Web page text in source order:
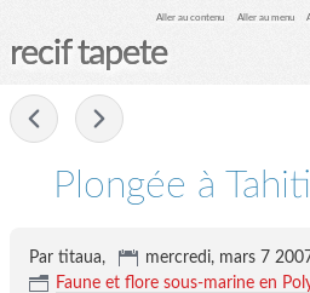
Aller au contenu Aller au menu
recif tapete
Plongée à
Par titaua, mercredi, mars 7
Faune et flore sous-marine en